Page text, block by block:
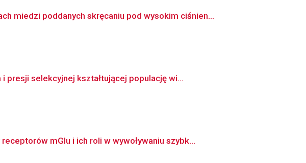
miedzi poddanych skręcaniu pod wysokim ciśnien...
presji selekcyjnej kształtującej populację wi...
mGlu i ich roli w wywoływaniu szybk...